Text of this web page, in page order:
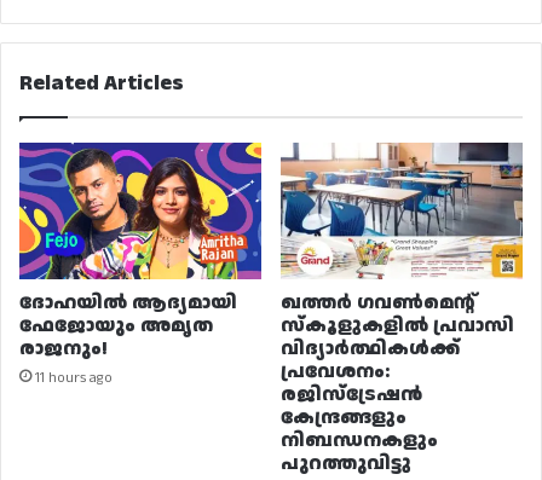
Related Articles
ദോഹയിൽ ആദ്യമായി
ഫേജോയും അമൃത
രാജനും!
11 hours ago
ഖത്തർ ഗവൺമെന്റ്
സ്കൂളുകളിൽ പ്രവാസി
വിദ്യാർത്ഥികൾക്ക്
പ്രവേശനം:
രജിസ്ട്രേഷൻ
കേന്ദ്രങ്ങളും
നിബന്ധനകളും
പുറത്തുവിട്ടു